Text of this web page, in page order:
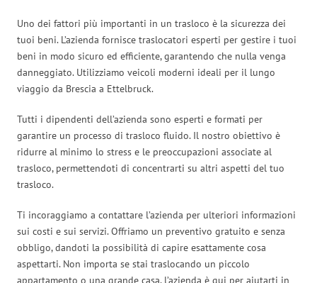
Uno dei fattori più importanti in un trasloco è la sicurezza dei
tuoi beni. L’azienda fornisce traslocatori esperti per gestire i tuoi
beni in modo sicuro ed efficiente, garantendo che nulla venga
danneggiato. Utilizziamo veicoli moderni ideali per il lungo
viaggio da Brescia a Ettelbruck.
Tutti i dipendenti dell’azienda sono esperti e formati per
garantire un processo di trasloco fluido. Il nostro obiettivo è
ridurre al minimo lo stress e le preoccupazioni associate al
trasloco, permettendoti di concentrarti su altri aspetti del tuo
trasloco.
Ti incoraggiamo a contattare l’azienda per ulteriori informazioni
sui costi e sui servizi. Offriamo un preventivo gratuito e senza
obbligo, dandoti la possibilità di capire esattamente cosa
aspettarti. Non importa se stai traslocando un piccolo
appartamento o una grande casa, l’azienda è qui per aiutarti in